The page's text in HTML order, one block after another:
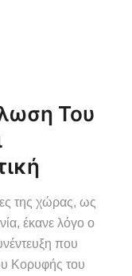
Του
της χώρας, ως
έκανε λόγο ο
που
Κορυφής του